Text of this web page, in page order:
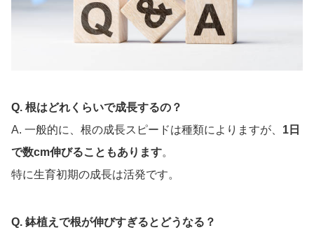
Q. 根はどれくらいで成長するの？
A. 一般的に、根の成長スピードは種類によりますが、 1日
で数cm伸びることもあります。
特に生育初期の成長は活発です。
Q. 鉢植えで根が伸びすぎるとどうなる？